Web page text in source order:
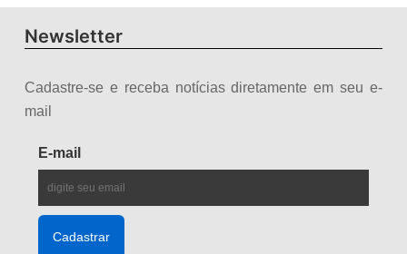
Newsletter
Cadastre-se e receba notícias diretamente em seu e-
mail
E-mail